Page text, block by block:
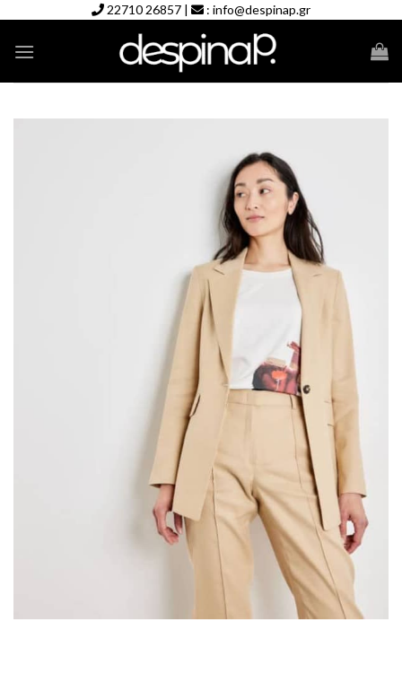
content
22710 26857 | : info@despinap.gr